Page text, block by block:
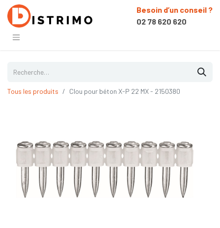
Besoin d’un conseil ?
02 78 620 620
Tous les produits Clou pour béton X-P 22 MX - 2150380